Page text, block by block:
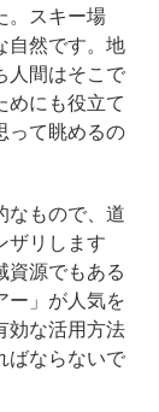
。スキー場
自然です。地
人間はそこで
めにも役立て
って眺めるの
なもので、道
ザリします
資源でもある
ー」が人気を
効な活用方法
ばならないで